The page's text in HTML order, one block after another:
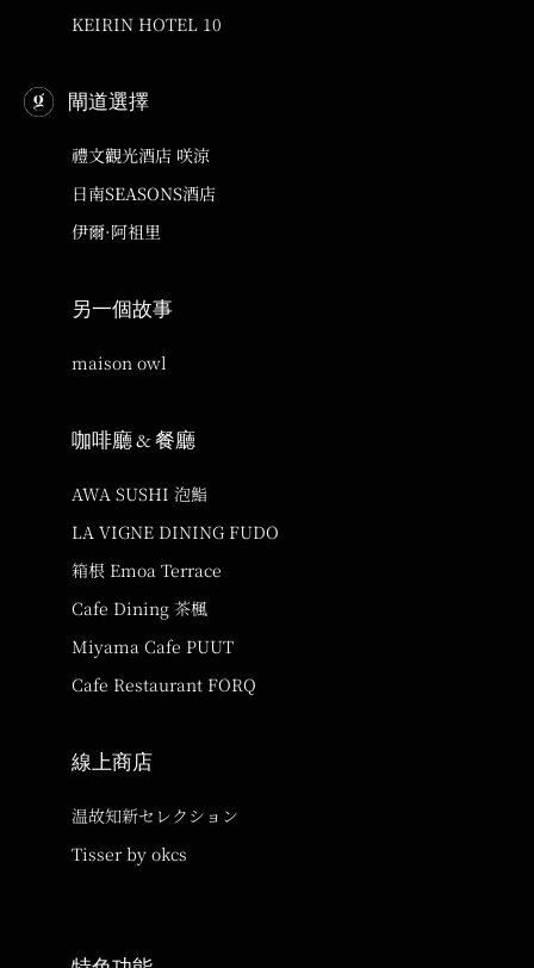
KEIRIN HOTEL 10
閘道選擇
禮文觀光酒店 咲涼
日南SEASONS酒店
伊爾·阿祖里
另一個故事
maison owl
咖啡廳 & 餐廳
AWA SUSHI 泡鮨
LA VIGNE DINING FUDO
箱根 Emoa Terrace
Cafe Dining 茶楓
Miyama Cafe PUUT
Cafe Restaurant FORQ
線上商店
温故知新セレクション
Tisser by okcs